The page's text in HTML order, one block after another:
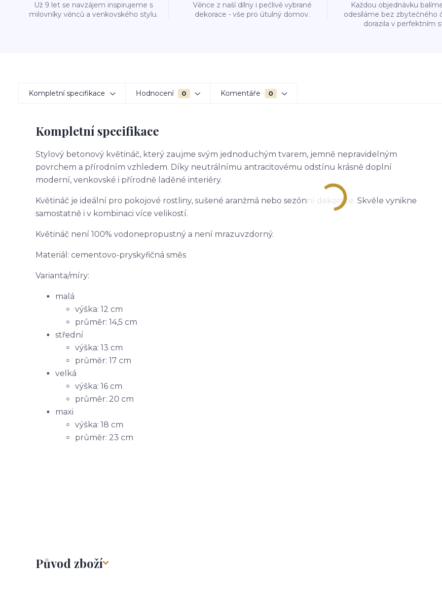
Už 9 let se navzájem inspirujeme s
milovníky věnců a venkovského stylu.
Věnce z naší dílny i pečlivě vybrané
dekorace - vše pro útulný domov.
Každou objednávku
odesíláme bez zbytečného
dorazila v perfektním
Kompletní specifikace Hodnocení 0 Komentáře 0
Kompletní specifikace
Stylový betonový květináč, který zaujme svým jednoduchým tvarem, jemně nepravidelným
povrchem a přírodním vzhledem. Díky neutrálnímu antracitovému odstínu krásně doplní
moderní, venkovské i přírodně laděné interiéry.
Květináč je ideální pro pokojové rostliny, sušené aranžmá nebo sezónní dekorace. Skvěle vynikne
samostatně i v kombinaci více velikostí.
Květináč není 100% vodonepropustný a není mrazuvzdorný.
Materiál: cementovo-pryskyřičná směs
Varianta/míry:
malá
výška: 12 cm
průměr: 14,5 cm
střední
výška: 13 cm
průměr: 17 cm
velká
výška: 16 cm
průměr: 20 cm
maxi
výška: 18 cm
průměr: 23 cm
Původ zboží